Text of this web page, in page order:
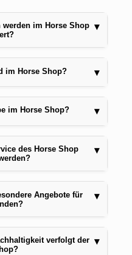
im Horse Shop ▾
im Horse Shop? ▾
im Horse Shop? ▾
des Horse Shop
▾
Angebote für
▾
verfolgt der ▾